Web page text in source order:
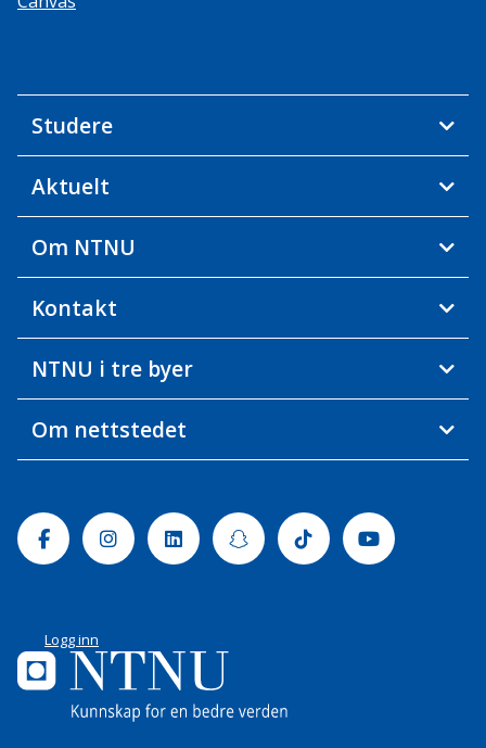
Studere
Aktuelt
Om NTNU
Kontakt
NTNU i tre byer
Om nettstedet
FacebookInstagramLinkedinSnapchatTiktok Youtube
Logg inn